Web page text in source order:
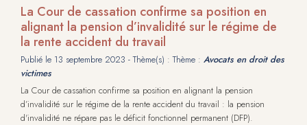
La Cour de cassation confirme sa position en
alignant la pension d’invalidité sur le régime de
la rente accident du travail
Publié le 13 septembre 2023 - Thème(s) : Thème : Avocats en droit des
victimes
La Cour de cassation confirme sa position en alignant la pension
d’invalidité sur le régime de la rente accident du travail : la pension
d'invalidité ne répare pas le déficit fonctionnel permanent (DFP).